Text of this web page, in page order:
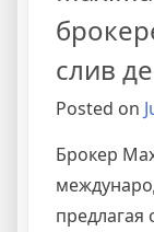
с
слив
Posted on
Брокер
предлагая